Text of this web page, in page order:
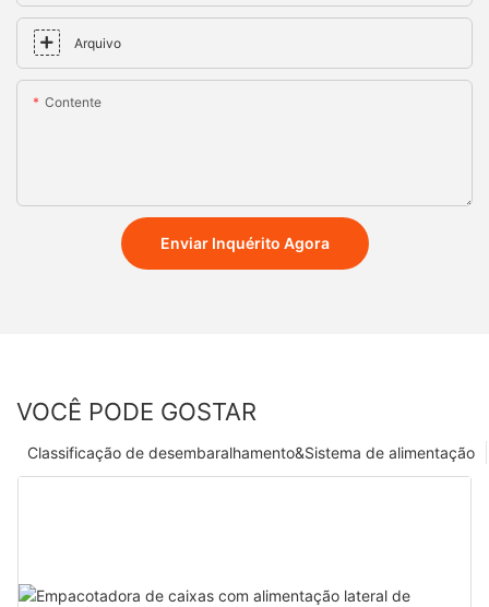
Arquivo
Contente
Enviar Inquérito Agora
VOCÊ PODE GOSTAR
Classificação de desembaralhamento&Sistema de alimentação